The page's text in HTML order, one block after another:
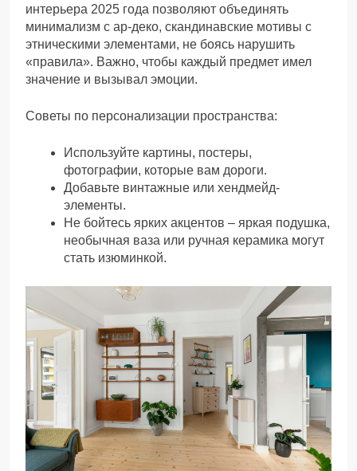
интерьера 2025 года позволяют объединять
минимализм с ар-деко, скандинавские мотивы с
этническими элементами, не боясь нарушить
«правила». Важно, чтобы каждый предмет имел
значение и вызывал эмоции.
Советы по персонализации пространства:
Используйте картины, постеры,
фотографии, которые вам дороги.
Добавьте винтажные или хендмейд-
элементы.
Не бойтесь ярких акцентов – яркая подушка,
необычная ваза или ручная керамика могут
стать изюминкой.